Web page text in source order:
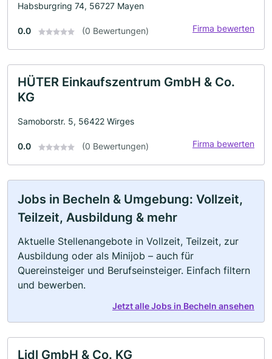
Habsburgring 74, 56727 Mayen
0.0 (0 Bewertungen) Firma bewerten
HÜTER Einkaufszentrum GmbH & Co.
KG
Samoborstr. 5, 56422 Wirges
0.0 (0 Bewertungen) Firma bewerten
Jobs in Becheln & Umgebung: Vollzeit,
Teilzeit, Ausbildung & mehr
Aktuelle Stellenangebote in Vollzeit, Teilzeit, zur
Ausbildung oder als Minijob – auch für
Quereinsteiger und Berufseinsteiger. Einfach filtern
und bewerben.
Jetzt alle Jobs in Becheln ansehen
Lidl GmbH & Co. KG